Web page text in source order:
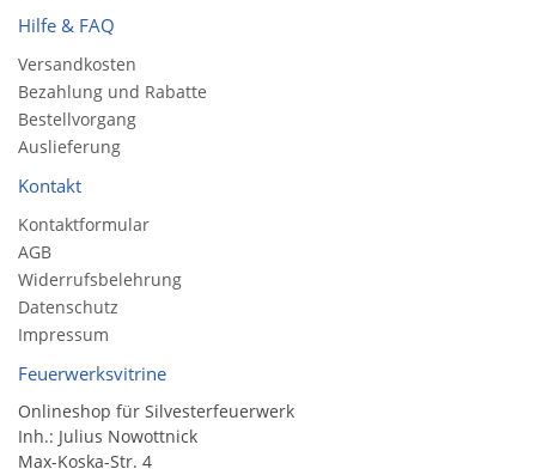
Hilfe & FAQ
Versandkosten
Bezahlung und Rabatte
Bestellvorgang
Auslieferung
Kontakt
Kontaktformular
AGB
Widerrufsbelehrung
Datenschutz
Impressum
Feuerwerksvitrine
Onlineshop für Silvesterfeuerwerk
Inh.: Julius Nowottnick
Max-Koska-Str. 4